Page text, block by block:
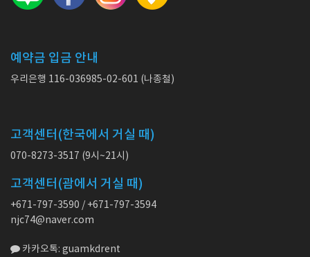
예약금 입금 안내
우리은행 116-036985-02-601 (나종철)
고객센터(한국에서 거실 때)
070-8273-3517 (9시~21시)
고객센터(괌에서 거실 때)
+671-797-3590 / +671-797-3594
njc74@naver.com
카카오톡: guamkdrent